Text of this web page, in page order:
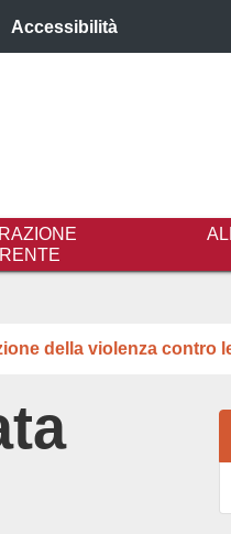
Accessibilità
della violenza contro